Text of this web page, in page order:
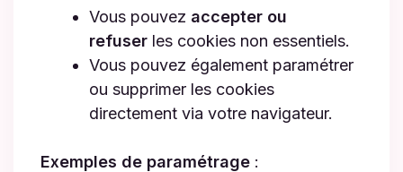
Vous pouvez accepter ou
refuser les cookies non essentiels.
Vous pouvez également paramétrer
ou supprimer les cookies
directement via votre navigateur.
Exemples de paramétrage :